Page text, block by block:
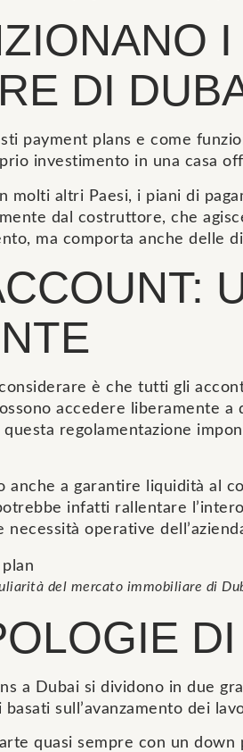
DI
payment plans e come
investimento in una casa
molti altri Paesi, i piani di
dal costruttore, che
ma comporta anche delle
è che tutti gli
accedere liberamente
regolamentazione
anche a garantire liquidità
infatti rallentare
operative
del mercato immobiliare di
a Dubai si dividono in due
sull’avanzamento dei
quasi sempre con un